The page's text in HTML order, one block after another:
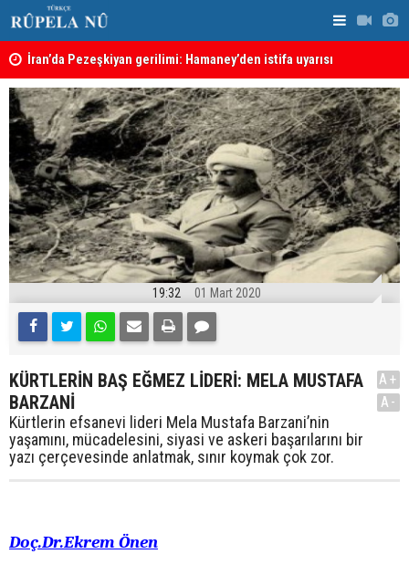
İran’da Pezeşkiyan gerilimi: Hamaney’den istifa uyarısı
gruplara
19:32 01 Mart 2020
KÜRTLERİN BAŞ EĞMEZ LİDERİ: MELA MUSTAFA
BARZANİ
Kürtlerin efsanevi lideri Mela Mustafa Barzani’nin
yaşamını, mücadelesini, siyasi ve askeri başarılarını bir
yazı çerçevesinde anlatmak, sınır koymak çok zor.
A+
A-
Doç.Dr.Ekrem Önen